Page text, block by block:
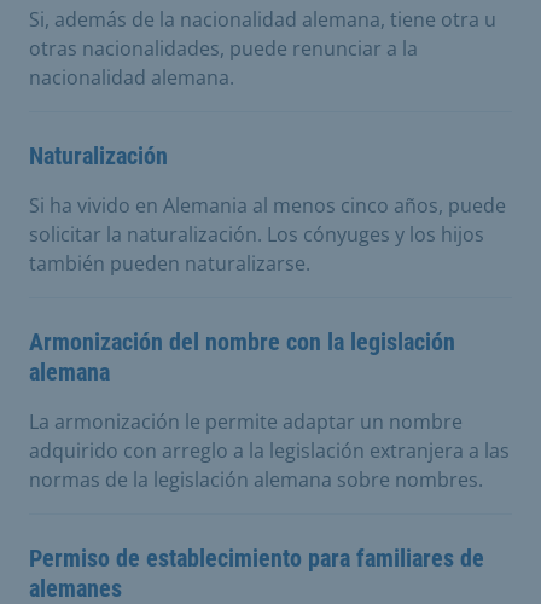
Si, además de la nacionalidad alemana, tiene otra u
otras nacionalidades, puede renunciar a la
nacionalidad alemana.
Naturalización
Si ha vivido en Alemania al menos cinco años, puede
solicitar la naturalización. Los cónyuges y los hijos
también pueden naturalizarse.
Armonización del nombre con la legislación
alemana
La armonización le permite adaptar un nombre
adquirido con arreglo a la legislación extranjera a las
normas de la legislación alemana sobre nombres.
Permiso de establecimiento para familiares de
alemanes